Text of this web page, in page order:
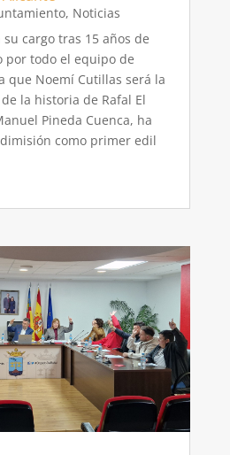
, Noticias
cargo tras 15 años de
por todo el equipo de
que Noemí Cutillas será la
la historia de Rafal El
Pineda Cuenca, ha
como primer edil